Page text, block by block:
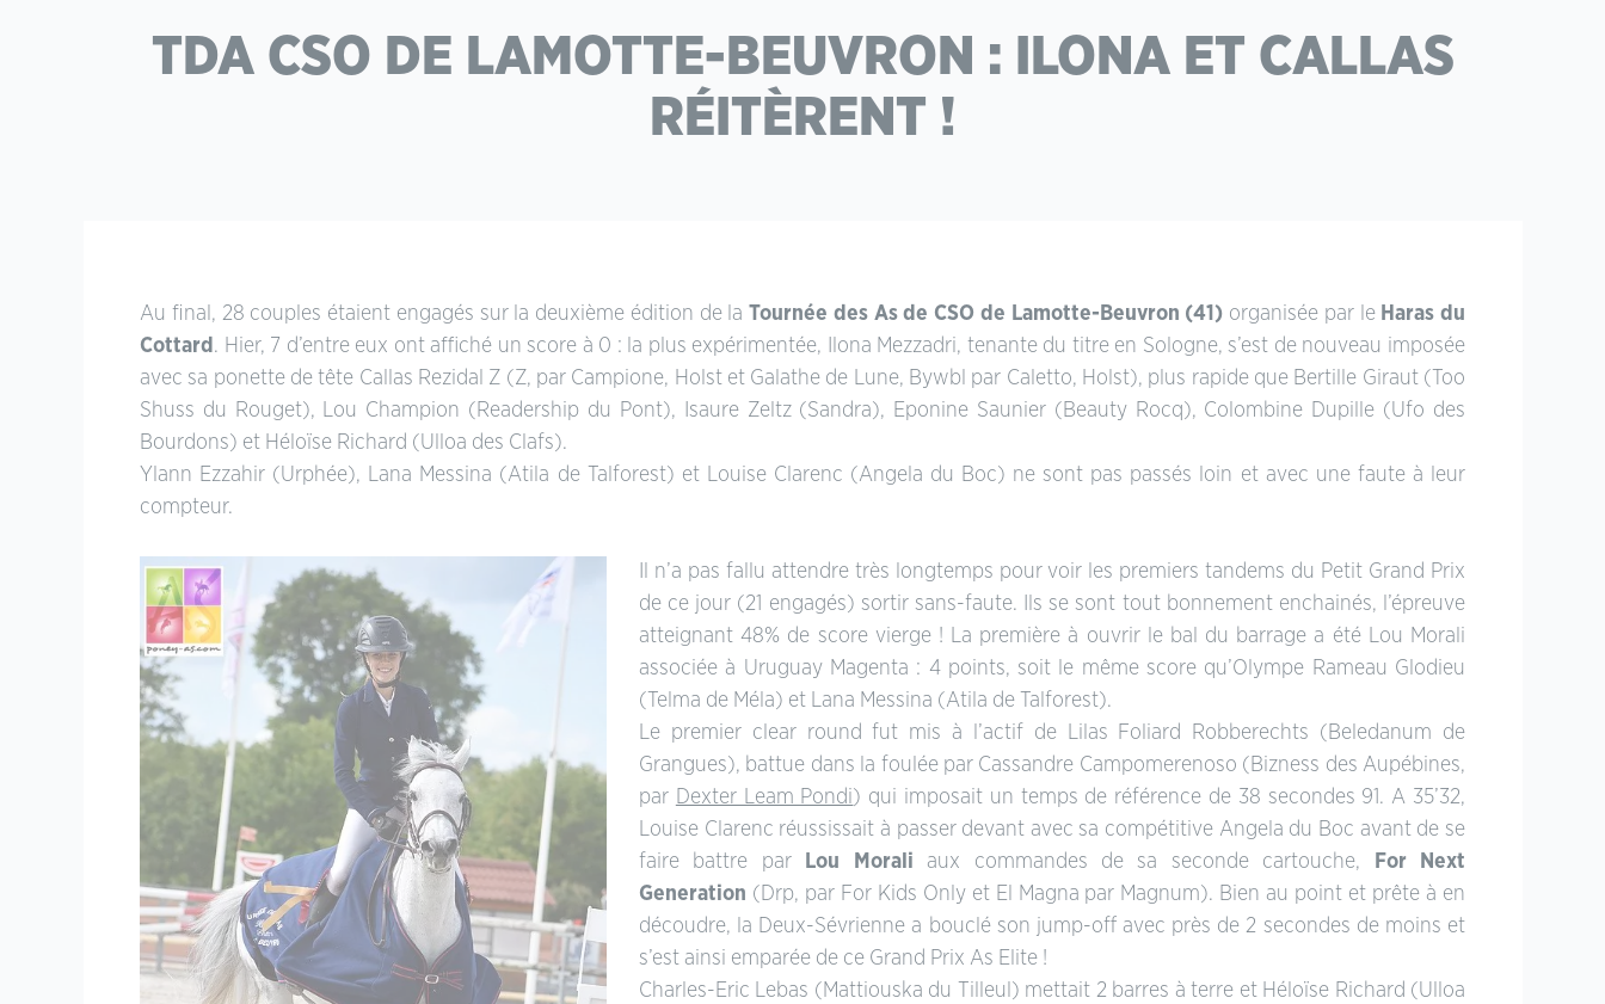
TDA CSO DE LAMOTTE-BEUVRON : ILONA ET CALLAS
RÉITÈRENT !
Au final, 28 couples étaient engagés sur la deuxième édition de la Tournée des As de CSO de Lamotte-Beuvron (41) organisée par le Haras du
Cottard . Hier, 7 d’entre eux ont affiché un score à 0 : la plus expérimentée, Ilona Mezzadri, tenante du titre en Sologne, s’est de nouveau imposée
avec sa ponette de tête Callas Rezidal Z (Z, par Campione, Holst et Galathe de Lune, Bywbl par Caletto, Holst), plus rapide que Bertille Giraut (Too
Shuss du Rouget), Lou Champion (Readership du Pont), Isaure Zeltz (Sandra), Eponine Saunier (Beauty Rocq), Colombine Dupille (Ufo des
Bourdons) et Héloïse Richard (Ulloa des Clafs).
Ylann Ezzahir (Urphée), Lana Messina (Atila de Talforest) et Louise Clarenc (Angela du Boc) ne sont pas passés loin et avec une faute à leur
compteur.
Il n’a pas fallu attendre très longtemps pour voir les premiers tandems du Petit Grand Prix
de ce jour (21 engagés) sortir sans-faute. Ils se sont tout bonnement enchainés, l’épreuve
atteignant 48% de score vierge ! La première à ouvrir le bal du barrage a été Lou Morali
associée à Uruguay Magenta : 4 points, soit le même score qu’Olympe Rameau Glodieu
(Telma de Méla) et Lana Messina (Atila de Talforest).
Le premier clear round fut mis à l’actif de Lilas Foliard Robberechts (Beledanum de
Grangues), battue dans la foulée par Cassandre Campomerenoso (Bizness des Aupébines,
par Dexter Leam Pondi) qui imposait un temps de référence de 38 secondes 91. A 35’32,
Louise Clarenc réussissait à passer devant avec sa compétitive Angela du Boc avant de se
faire battre par
Lou Morali aux commandes de sa seconde cartouche,
For Next
Generation (Drp, par For Kids Only et El Magna par Magnum). Bien au point et prête à en
découdre, la Deux-Sévrienne a bouclé son jump-off avec près de 2 secondes de moins et
s’est ainsi emparée de ce Grand Prix As Elite !
Charles-Eric Lebas (Mattiouska du Tilleul) mettait 2 barres à terre et Héloïse Richard (Ulloa